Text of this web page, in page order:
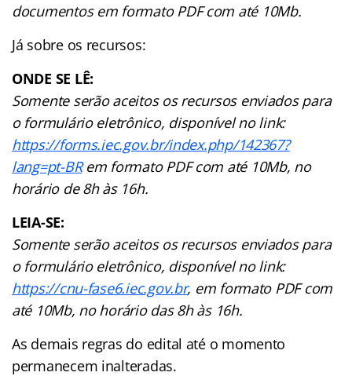
documentos em formato PDF com até 10Mb.
Já sobre os recursos:
ONDE SE LÊ:
Somente serão aceitos os recursos enviados para
o formulário eletrônico, disponível no link:
https://forms.iec.gov.br/index.php/142367?
lang=pt-BRem formato PDF com até 10Mb, no
horário de 8h às 16h.
LEIA-SE:
Somente serão aceitos os recursos enviados para
o formulário eletrônico, disponível no link:
https://cnu-fase6.iec.gov.br, em formato PDF com
até 10Mb, no horário das 8h às 16h.
As demais regras do edital até o momento
permanecem inalteradas.